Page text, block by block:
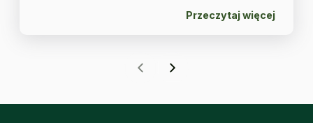
Przeczytaj więcej